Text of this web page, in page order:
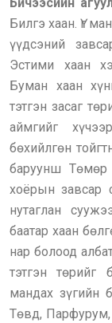
Билгэ хаан. Үг
үүдсэний
Эстими хаан
Буман хаан
тэтгэн засаг
аймгийг
бөхийлгөн
баруунш Төмөр
хоёрын завсар
нутаглан
баатар хаан
нар болоод
тэтгэн төрийг
мандах зүгийн
Төвд, Парфурум,